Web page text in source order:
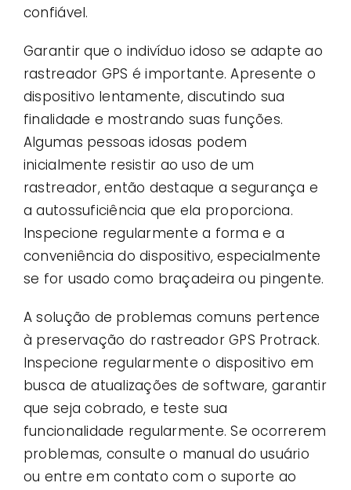
confiável.
Garantir que o indivíduo idoso se adapte ao
rastreador GPS é importante. Apresente o
dispositivo lentamente, discutindo sua
finalidade e mostrando suas funções.
Algumas pessoas idosas podem
inicialmente resistir ao uso de um
rastreador, então destaque a segurança e
a autossuficiência que ela proporciona.
Inspecione regularmente a forma e a
conveniência do dispositivo, especialmente
se for usado como braçadeira ou pingente.
A solução de problemas comuns pertence
à preservação do rastreador GPS Protrack.
Inspecione regularmente o dispositivo em
busca de atualizações de software, garantir
que seja cobrado, e teste sua
funcionalidade regularmente. Se ocorrerem
problemas, consulte o manual do usuário
ou entre em contato com o suporte ao